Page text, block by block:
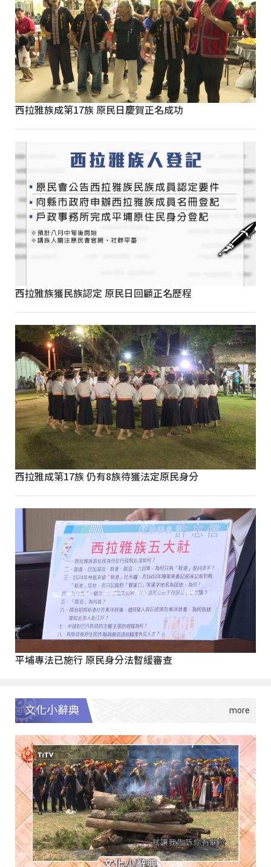
西拉雅族成第17族 原民日慶賀正名成功
西拉雅族獲民族認定 原民日回顧正名歷程
西拉雅成第17族 仍有8族待獲法定原民身分
平埔專法已施行 原民身分法暫緩審查
文化小辭典